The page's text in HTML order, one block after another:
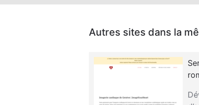
Autres sites dans la